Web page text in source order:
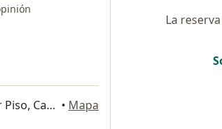
Av. Trinidad Morán I - 1, Tercer Piso, Cayma, Arequipa • Mapa
La